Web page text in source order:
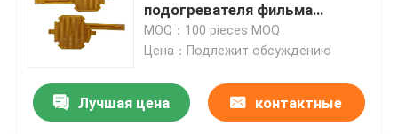
Видео
Путешествие фабрики
подогревателя фильма
прочный теплостойкий гибкий
MOQ：100 pieces MOQ
Цена：Подлежит обсуждению
Лучшая цена контактные